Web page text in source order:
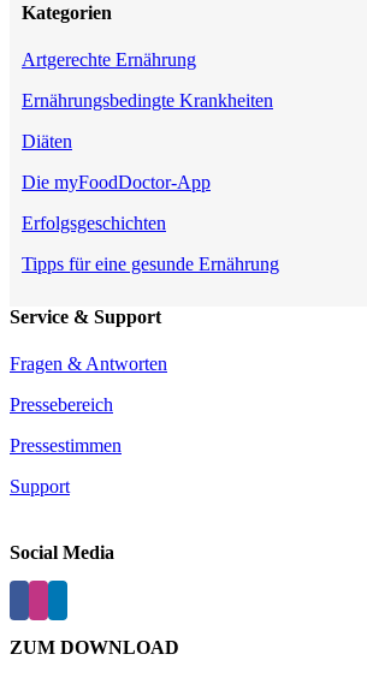
Kategorien
Artgerechte Ernährung
Ernährungsbedingte Krankheiten
Diäten
Die myFoodDoctor-App
Erfolgsgeschichten
Tipps für eine gesunde Ernährung
Service & Support
Fragen & Antworten
Pressebereich
Pressestimmen
Support
Social Media
ZUM DOWNLOAD